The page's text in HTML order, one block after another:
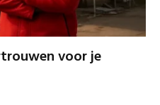
voor je